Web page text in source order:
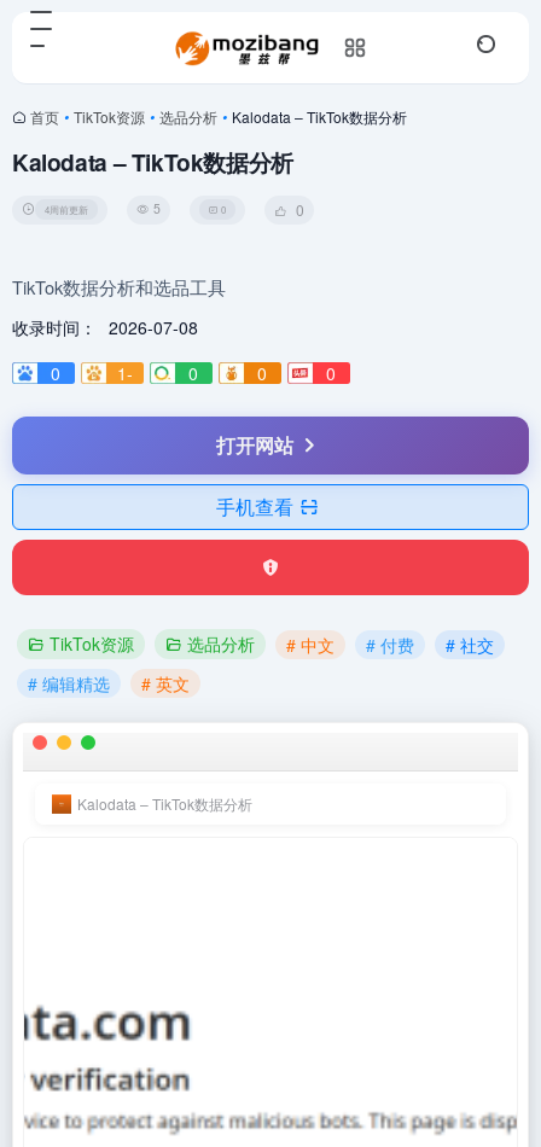
首页 • TikTok资源 • 选品分析 • Kalodata – TikTok数据分析
Kalodata – TikTok数据分析
4周前更新 5 0 0
TikTok数据分析和选品工具
收录时间：
2026-07-08
0
1- 0 0 0
打开网站
手机查看
TikTok资源 选品分析 # 中文 # 付费
# 社交
# 编辑精选
# 英文
Kalodata – TikTok数据分析